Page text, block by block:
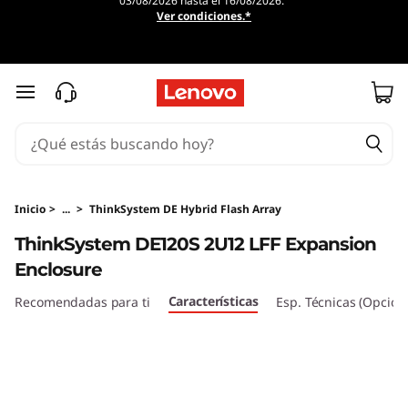
h
S
y
Ver condiciones.*
Ir al contenido principal
Inicio > ... > ThinkSystem DE Hybrid Flash Array
ThinkSystem DE120S 2U12 LFF Expansion
Enclosure
Recomendadas para ti Características Esp. Técnicas